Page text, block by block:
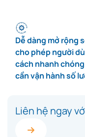
Dễ dàng mở rộng
cho phép người
cách nhanh
cần vận hành số
Liên hệ ngay